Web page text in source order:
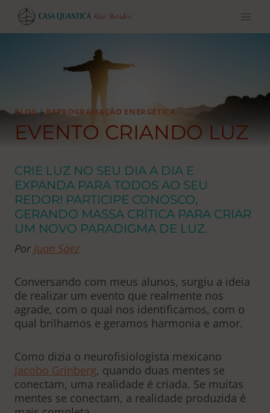
Pular
para
o
BLOG|REPROGRAMAÇÃO ENERGÉTICA
EVENTO CRIANDO LUZ
CRIE LUZ NO SEU DIA A DIA E
EXPANDA PARA TODOS AO SEU
REDOR! PARTICIPE CONOSCO,
GERANDO MASSA CRÍTICA PARA CRIAR
UM NOVO PARADIGMA DE LUZ.
Por Juan Sáez
Conversando com meus alunos, surgiu a ideia
de realizar um evento que realmente nos
agrade, com o qual nos identificamos, com o
qual brilhamos e geramos harmonia e amor.
Como dizia o neurofisiologista mexicano
Jacobo Grinberg, quando duas mentes se
conectam, uma realidade é criada. Se muitas
mentes se conectam, a realidade produzida é